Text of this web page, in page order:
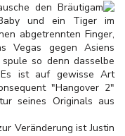
den Bräutigam
und ein Tiger im
abgetrennten Finger,
Vegas gegen Asiens
so denn dasselbe
ist auf gewisse Art
"Hangover 2"
seines Originals aus
Veränderung ist Justin